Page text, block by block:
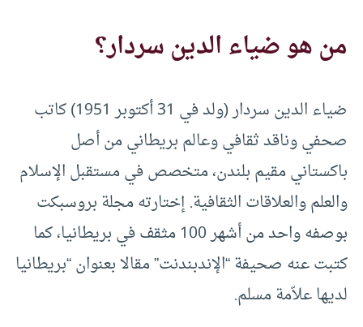
من هو ضياء الدين سردار؟
ضياء الدين سردار (ولد في 31 أكتوبر 1951) كاتب
صحفي وناقد ثقافي وعالم بريطاني من أصل
باكستاني مقيم بلندن، متخصص في مستقبل الإسلام
والعلم والعلاقات الثقافية. إختارته مجلة بروسبكت
بوصفه واحد من أشهر 100 مثقف في بريطانيا، كما
كتبت عنه صحيفة “الإندبندنت” مقالا بعنوان “بريطانيا
لديها علاّمة مسلم.